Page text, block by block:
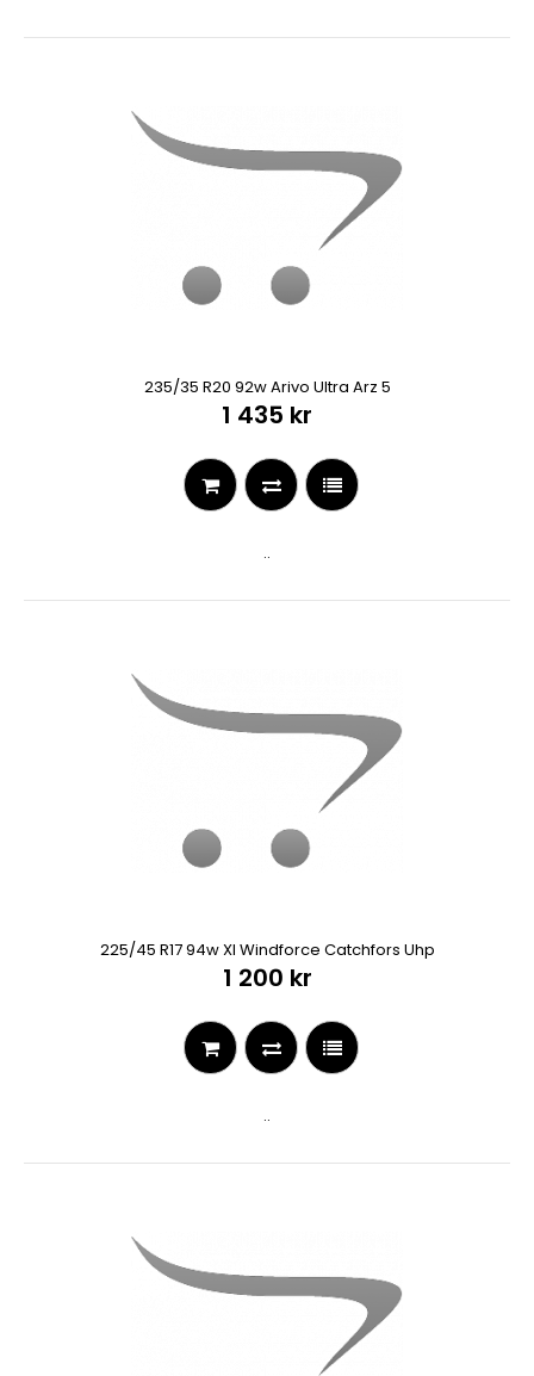
235/35 R20 92w Arivo Ultra Arz 5
1 435 kr
..
225/45 R17 94w Xl Windforce Catchfors Uhp
1 200 kr
..